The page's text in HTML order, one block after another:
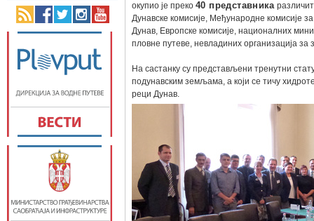
окупио је преко40 представника
Дунавске комисије, Међународне комисије
Дунав, Европске комисије, националних
пловне путеве, невладиних организација
На састанку су представљени тренутни
подунавским земљама, а који се тичу
реци Дунав.